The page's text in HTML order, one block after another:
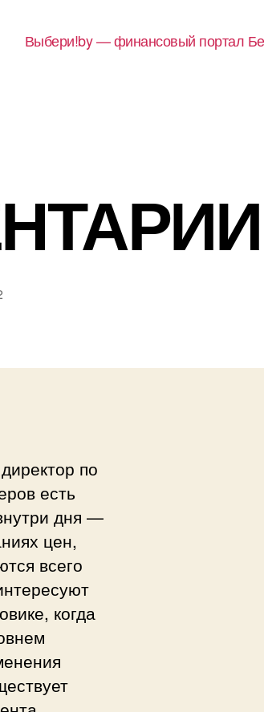
Выбери!by — финансовый портал
по
есть
дня —
цен,
всего
когда